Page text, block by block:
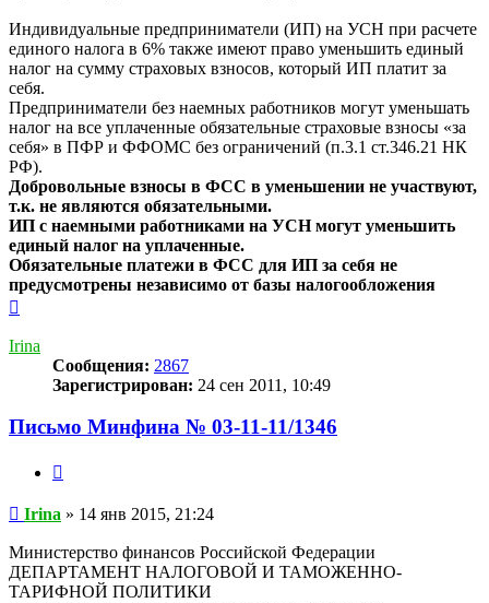
Индивидуальные предприниматели (ИП) на УСН при расчете
единого налога в 6% также имеют право уменьшить единый
налог на сумму страховых взносов, который ИП платит за
себя.
Предприниматели без наемных работников могут уменьшать
налог на все уплаченные обязательные страховые взносы «за
себя» в ПФР и ФФОМС без ограничений (п.3.1 ст.346.21 НК
РФ).
Добровольные взносы в ФСС в уменьшении не участвуют,
т.к. не являются обязательными.
ИП с наемными работниками на УСН могут уменьшить
единый налог на уплаченные.
Обязательные платежи в ФСС для ИП за себя не
предусмотрены независимо от базы налогообложения
началу
Irina
Сообщения: 2867
Зарегистрирован: 24 сен 2011, 10:49
Письмо Минфина № 03-11-11/1346
Сообщение
Irina » 14 янв 2015, 21:24
Министерство финансов Российской Федерации
ДЕПАРТАМЕНТ НАЛОГОВОЙ И ТАМОЖЕННО-
ТАРИФНОЙ ПОЛИТИКИ